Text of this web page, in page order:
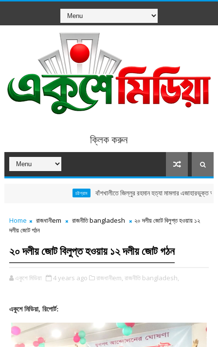
ক্লিক করুন
বাঁশখালীতে জিল্লুর রহমান হত্যা মামলার এজাহারভুক্ত আসামি মুন্সি
Home রাজধানীem রাজনীতি bangladesh
২০ দলীয় জোট বিলুপ্ত হওয়ায় ১২
দলীয় জোট গঠন
২০ দলীয় জোট বিলুপ্ত হওয়ায় ১২ দলীয় জোট গঠন
একুশে মিডিয়া 4 years ago রাজধানীem, রাজনীতি bangladesh,
একুশে মিডিয়া, রিপোর্ট: